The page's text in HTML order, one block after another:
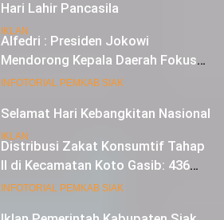
Hari Lahir Pancasila
IKLAN
Selamat Hari Kebangkitan Nasional
IKLAN
Alfedri : Presiden Jokowi
Mendorong Kepala Daerah Fokus
pada Inflasi dan Pilkada Serentak
INFOTORIAL PEMKAB SIAK
Distribusi Zakat Konsumtif Tahap
II di Kecamatan Koto Gasib: 436
Mustahik Terima Bantuan
INFOTORIAL PEMKAB SIAK